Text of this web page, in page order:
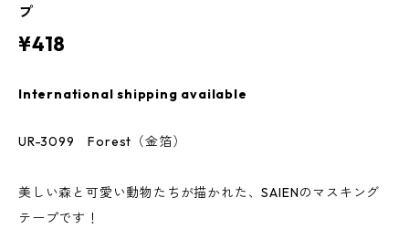
プ
¥418
International shipping available
UR-3099 Forest（金箔）
美しい森と可愛い動物たちが描かれた、SAIENのマスキング
テープです！